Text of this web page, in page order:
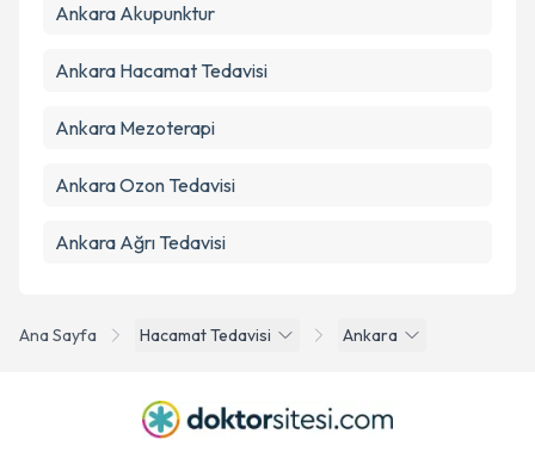
Ana Sayfa Hacamat Tedavisi Ankara
Ankara Akupunktur
Ankara Hacamat Tedavisi
Ankara Mezoterapi
Ankara Ozon Tedavisi
Ankara Ağrı Tedavisi